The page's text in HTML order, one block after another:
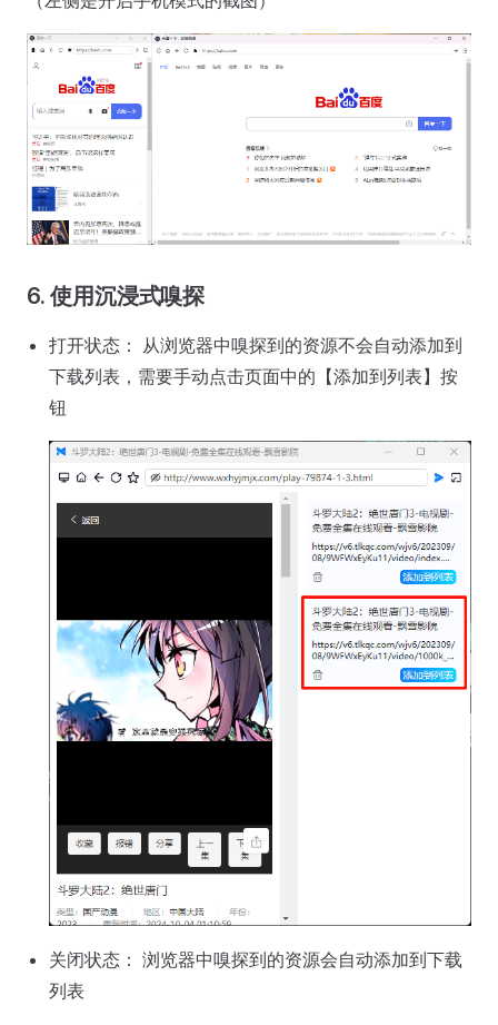
6. 使用沉浸式嗅探
打开状态： 从浏览器中嗅探到的资源不会自动添加到
下载列表，需要手动点击页面中的【添加到列表】按
钮
关闭状态： 浏览器中嗅探到的资源会自动添加到下载
列表